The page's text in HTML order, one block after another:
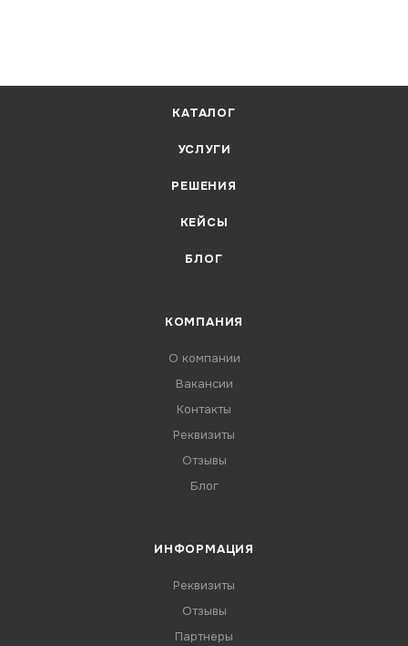
КАТАЛОГ
УСЛУГИ
РЕШЕНИЯ
КЕЙСЫ
БЛОГ
КОМПАНИЯ
О компании
Вакансии
Контакты
Реквизиты
Отзывы
Блог
ИНФОРМАЦИЯ
Реквизиты
Отзывы
Партнеры